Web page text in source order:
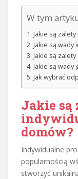
W tym
Jakie są
Jakie są
Jakie są
Jakie są
Jak wybrać
Jakie są
domów?
Indywidualne
popularnością
stworzyć